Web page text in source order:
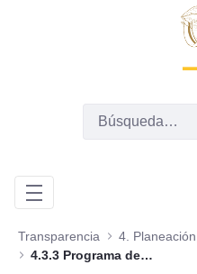
Transparencia
4.3.3 Programa de Transparencia y Ética Pública